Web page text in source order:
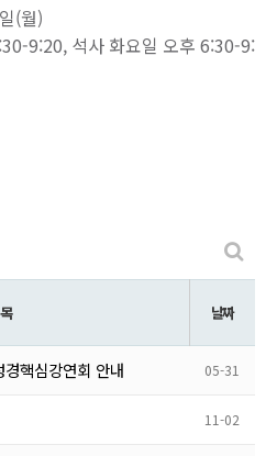
(월)
9:20, 석사 화요일 오후 6:30-9:
날짜
핵심강연회 안내 05-31
11-02